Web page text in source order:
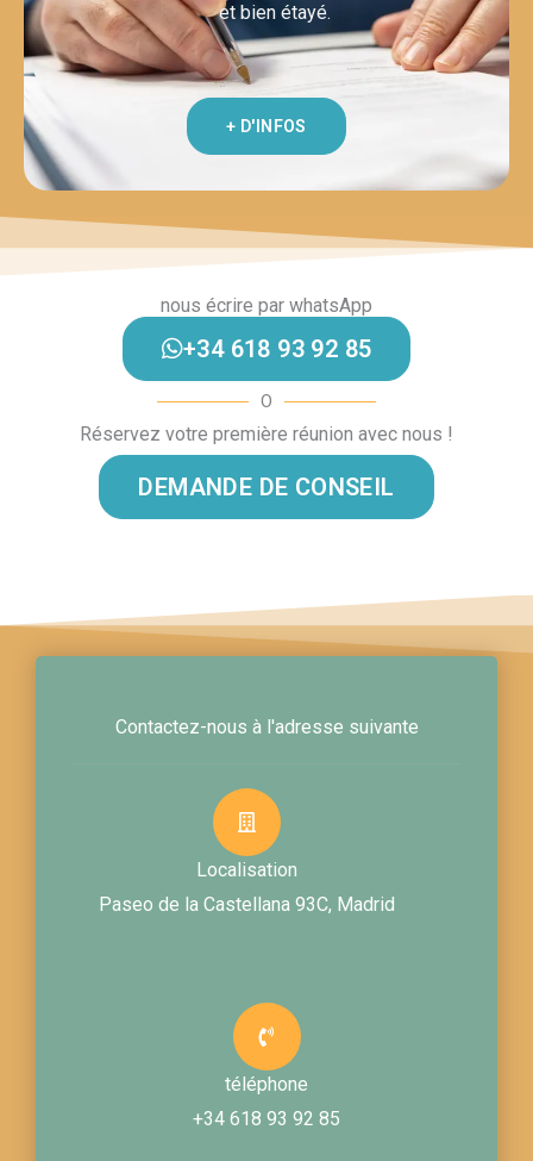
et bien étayé.
+ D'INFOS
nous écrire par whatsApp
+34 618 93 92 85
O
Réservez votre première réunion avec nous !
DEMANDE DE CONSEIL
Contactez-nous à l'adresse suivante
Localisation
Paseo de la Castellana 93C, Madrid
téléphone
+34 618 93 92 85